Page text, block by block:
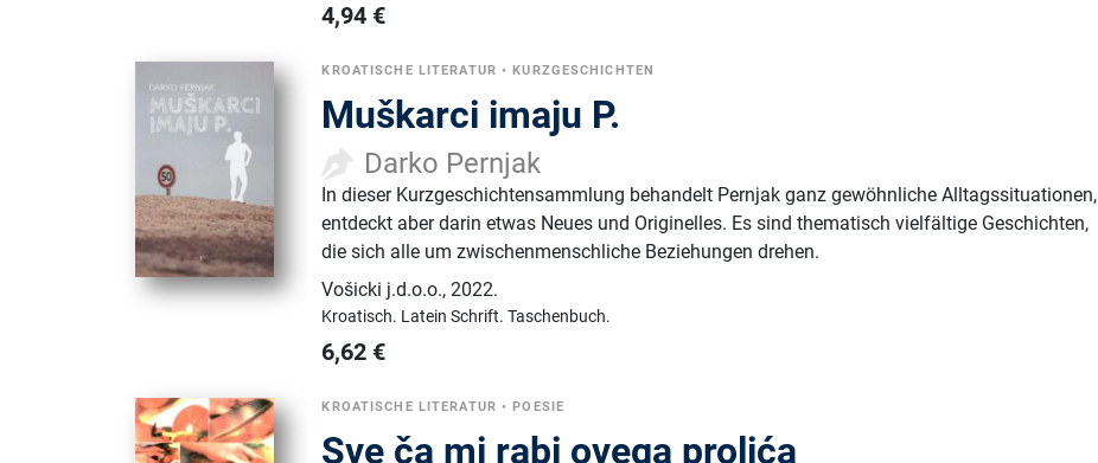
4,94 €
KROATISCHE LITERATUR •KURZGESCHICHTEN
Muškarci imaju P.
Darko Pernjak
In dieser Kurzgeschichtensammlung behandelt Pernjak ganz gewöhnliche Alltagssituationen,
entdeckt aber darin etwas Neues und Originelles. Es sind thematisch vielfältige Geschichten,
die sich alle um zwischenmenschliche Beziehungen drehen.
Vošicki j.d.o.o.,2022.
Kroatisch. Latein Schrift.Taschenbuch.
6,62 €
KROATISCHE LITERATUR •POESIE
Sve ča mi rabi ovega prolića